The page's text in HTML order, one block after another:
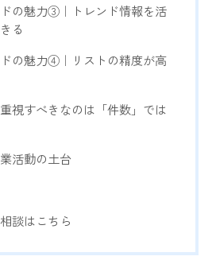
の魅力③｜トレンド情報を活
る
の魅力④｜リストの精度が高
視すべきなのは「件数」では
活動の土台
談はこちら